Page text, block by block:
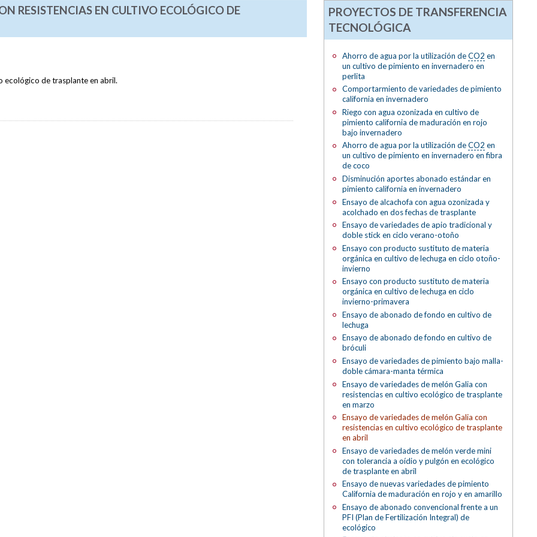
RESISTENCIAS EN CULTIVO ECOLÓGICO DE
ecológico de trasplante en abril.
PROYECTOS DE TRANSFERENCIA
TECNOLÓGICA
Ahorro de agua por la utilización deCO2 en
un cultivo de pimiento en invernadero en
perlita
Comportarmiento de variedades de pimiento
california en invernadero
Riego con agua ozonizada en cultivo de
pimiento california de maduración en rojo
bajo invernadero
Ahorro de agua por la utilización deCO2 en
un cultivo de pimiento en invernadero en fibra
de coco
Disminución aportes abonado estándar en
pimiento california en invernadero
Ensayo de alcachofa con agua ozonizada y
acolchado en dos fechas de trasplante
Ensayo de variedades de apio tradicional y
doble stick en ciclo verano-otoño
Ensayo con producto sustituto de materia
orgánica en cultivo de lechuga en ciclo otoño-
invierno
Ensayo con producto sustituto de materia
orgánica en cultivo de lechuga en ciclo
invierno-primavera
Ensayo de abonado de fondo en cultivo de
lechuga
Ensayo de abonado de fondo en cultivo de
bróculi
Ensayo de variedades de pimiento bajo malla-
doble cámara-manta térmica
Ensayo de variedades de melón Galia con
resistencias en cultivo ecológico de trasplante
en marzo
Ensayo de variedades de melón Galia con
resistencias en cultivo ecológico de trasplante
en abril
Ensayo de variedades de melón verde mini
con tolerancia a oídio y pulgón en ecológico
de trasplante en abril
Ensayo de nuevas variedades de pimiento
California de maduración en rojo y en amarillo
Ensayo de abonado convencional frente a un
PFI (Plan de Fertilización Integral) de
ecológico